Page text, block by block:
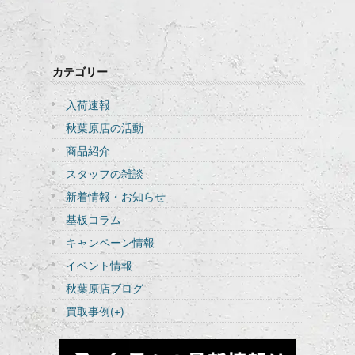
カテゴリー
入荷速報
秋葉原店の活動
商品紹介
スタッフの雑談
新着情報・お知らせ
基板コラム
キャンペーン情報
イベント情報
秋葉原店ブログ
買取事例(+)